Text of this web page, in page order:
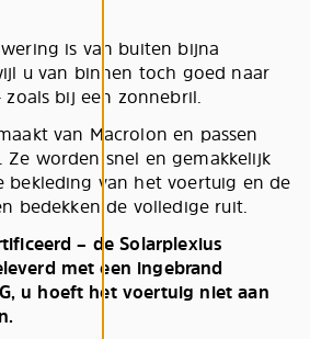
is van buiten bijna
u van binnen toch goed naar
bij een zonnebril.
van Macrolon en passen
worden snel en gemakkelijk
bekleding van het voertuig en de
bedekken de volledige ruit.
– de Solarplexius
met een ingebrand
u hoeft het voertuig niet aan